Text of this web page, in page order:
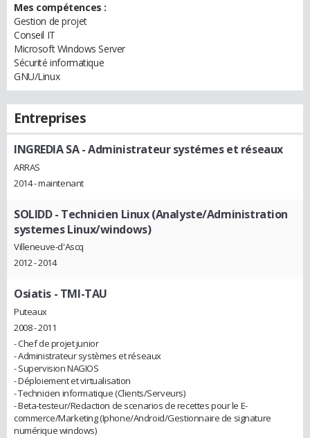
Mes compétences :
Gestion de projet
Conseil IT
Microsoft Windows Server
Sécurité informatique
GNU/Linux
Entreprises
INGREDIA SA- Administrateur systémes et réseaux
ARRAS
2014 - maintenant
SOLIDD- Technicien Linux (Analyste/Administration
systemes Linux/windows)
Villeneuve-d'Ascq
2012 - 2014
Osiatis - TMI-TAU
Puteaux
2008 - 2011
- Chef de projet junior
- Administrateur systèmes et réseaux
- Supervision NAGIOS
- Déploiement et virtualisation
- Technicien informatique (Clients/Serveurs)
- Beta-testeur/Redaction de scenarios de recettes pour le E-
commerce/Marketing (Iphone/Android/Gestionnaire de signature
numérique windows)